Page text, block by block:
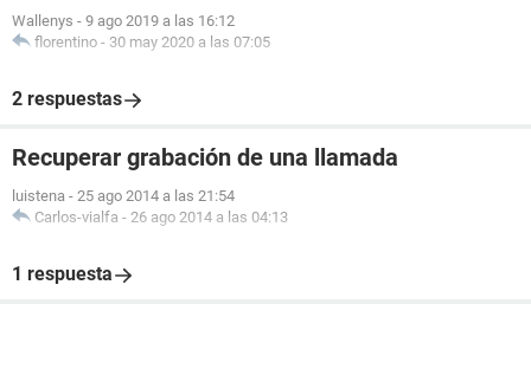
Wallenys - 9 ago 2019 a las 16:12
florentino - 30 may 2020 a las 07:05
2 respuestas
Recuperar grabación de una llamada
luistena - 25 ago 2014 a las 21:54
Carlos-vialfa - 26 ago 2014 a las 04:13
1 respuesta